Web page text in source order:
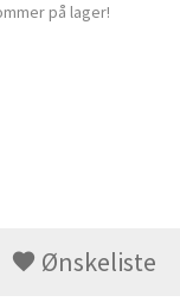
på lager!
Ønskeliste